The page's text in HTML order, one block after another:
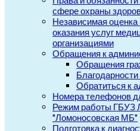
сфере охраны
Независимая оценка
оказания услуг
организациями
Обращения к
Обращения
Обратиться к
Номера телефонов
Режим работы ГБУЗ
"Ломоносовская МБ"
Подготовка к